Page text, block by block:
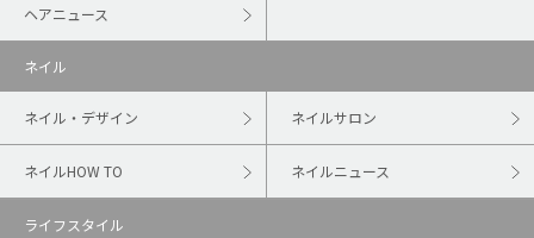
ヘアニュース
ネイル
ネイル・デザイン ネイルサロン
ネイルHOW TO ネイルニュース
ライフスタイル